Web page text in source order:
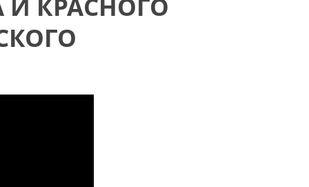
КРАСНОГО